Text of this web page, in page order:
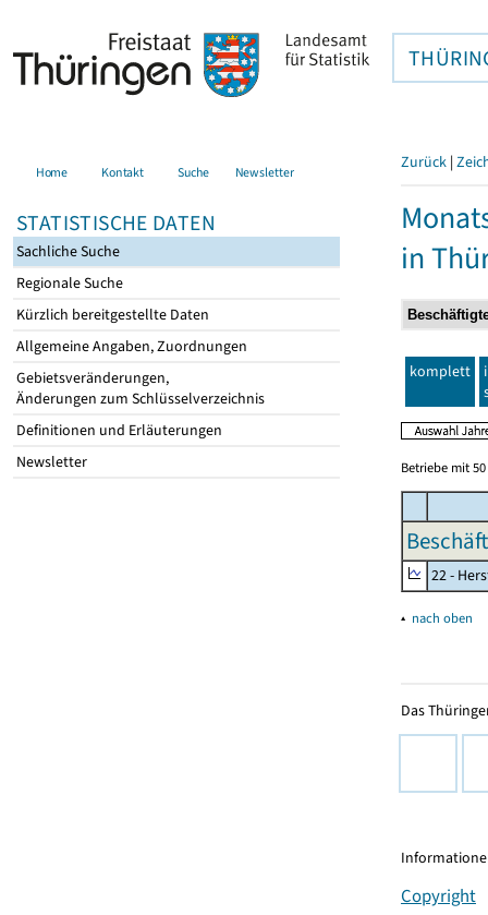
Home Kontakt Suche Newsletter
STATISTISCHE DATEN
Sachliche Suche
Regionale Suche
Kürzlich bereitgestellte Daten
Allgemeine Angaben, Zuordnungen
Gebietsveränderungen,
Änderungen zum Schlüsselverzeichnis
Definitionen und Erläuterungen
Newsletter
Zurück |
in
komplett
Betriebe mit
22 -
▴ nach oben
Das
Copyright